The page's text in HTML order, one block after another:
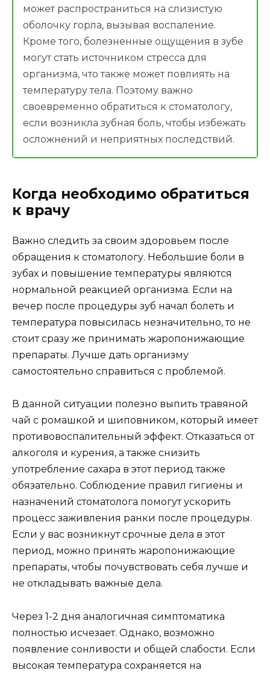
может распространиться на слизистую
оболочку горла, вызывая воспаление.
Кроме того, болезненные ощущения в зубе
могут стать источником стресса для
организма, что также может повлиять на
температуру тела. Поэтому важно
своевременно обратиться к стоматологу,
если возникла зубная боль, чтобы избежать
осложнений и неприятных последствий.
Когда необходимо обратиться
к врачу
Важно следить за своим здоровьем после
обращения к стоматологу. Небольшие боли в
зубах и повышение температуры являются
нормальной реакцией организма. Если на
вечер после процедуры зуб начал болеть и
температура повысилась незначительно, то не
стоит сразу же принимать жаропонижающие
препараты. Лучше дать организму
самостоятельно справиться с проблемой.
В данной ситуации полезно выпить травяной
чай с ромашкой и шиповником, который имеет
противовоспалительный эффект. Отказаться от
алкоголя и курения, а также снизить
употребление сахара в этот период также
обязательно. Соблюдение правил гигиены и
назначений стоматолога помогут ускорить
процесс заживления ранки после процедуры.
Если у вас возникнут срочные дела в этот
период, можно принять жаропонижающие
препараты, чтобы почувствовать себя лучше и
не откладывать важные дела.
Через 1-2 дня аналогичная симптоматика
полностью исчезает. Однако, возможно
появление сонливости и общей слабости. Если
высокая температура сохраняется на